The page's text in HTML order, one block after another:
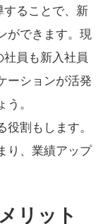
することで、新
ができます。現
員も新入社員
ーションが活発
。
割もします。
り、業績アップ
リット